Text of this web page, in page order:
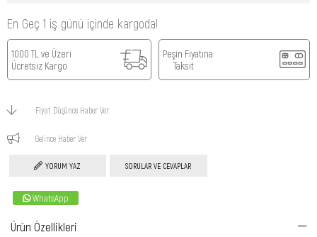
En Geç 1 iş günü içinde kargoda!
1000 TL ve Üzeri
Ücretsiz Kargo
Peşin Fiyatına
Taksit
Fiyat Düşünce Haber Ver
Gelince Haber Ver
YORUM YAZ SORULAR VE CEVAPLAR
WhatsApp
Ürün Özellikleri